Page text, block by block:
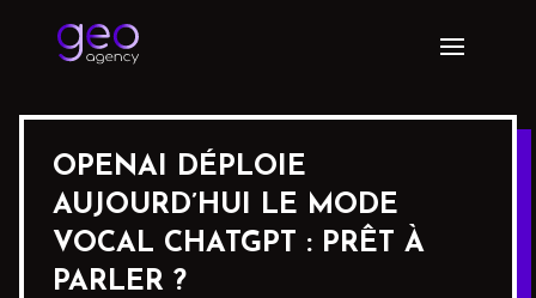
OPENAI DÉPLOIE
AUJOURD’HUI LE MODE
VOCAL CHATGPT : PRÊT À
PARLER ?